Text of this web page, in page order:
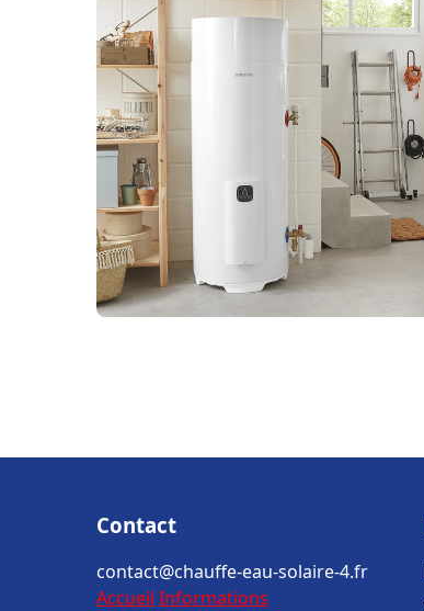
Contact
contact@chauffe-eau-solaire-4.fr
Accueil Informations